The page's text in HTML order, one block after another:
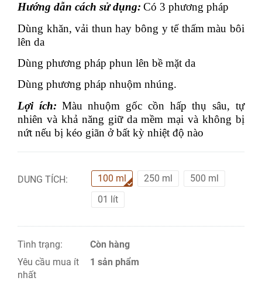
Hướng dẫn cách sử dụng: Có 3 phương pháp
Dùng khăn, vải thun hay bông y tế thấm màu bôi
lên da
Dùng phương pháp phun lên bề mặt da
Dùng phương pháp nhuộm nhúng.
Lợi ích: Màu nhuộm gốc cồn hấp thụ sâu, tự
nhiên và khả năng giữ da mềm mại và không bị
nứt nếu bị kéo giãn ở bất kỳ nhiệt độ nào
DUNG TÍCH: 100 ml 250 ml
500 ml
01 lít
Tình trạng:
Còn hàng
Yêu cầu mua ít
nhất
1 sản phẩm